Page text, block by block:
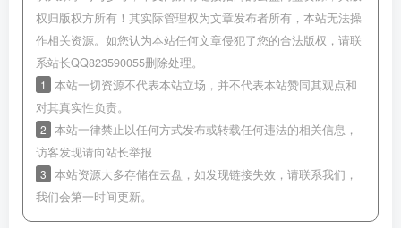
权归版权方所有！其实际管理权为文章发布者所有，本站无法操
作相关资源。如您认为本站任何文章侵犯了您的合法版权，请联
系站长QQ823590055删除处理。
1
本站一切资源不代表本站立场，并不代表本站赞同其观点和
对其真实性负责。
2 本站一律禁止以任何方式发布或转载任何违法的相关信息，
访客发现请向站长举报
3 本站资源大多存储在云盘，如发现链接失效，请联系我们，
我们会第一时间更新。